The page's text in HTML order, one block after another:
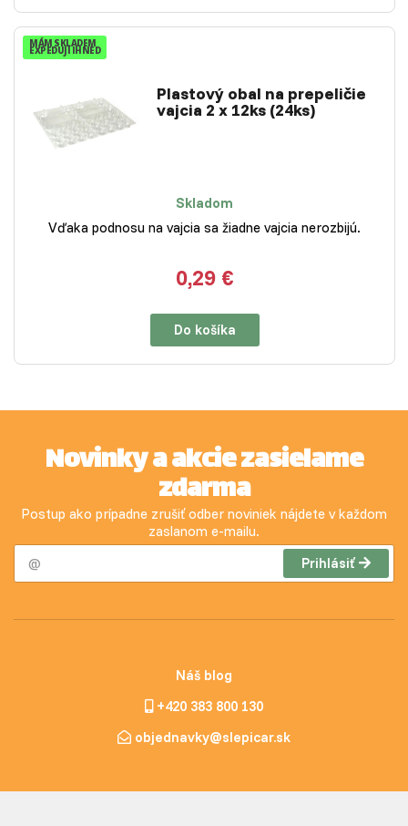
MÁM SKLADEM
EXPEDUJI IHNED
Plastový obal na prepeličie
vajcia 2 x 12ks (24ks)
Skladom
Vďaka podnosu na vajcia sa žiadne vajcia nerozbijú.
0,29 €
Do košíka
Novinky a akcie zasielame
zdarma
Postup ako prípadne zrušiť odber noviniek nájdete v každom
zaslanom e-mailu.
Prihlásiť
Náš blog
+420 383 800 130
objednavky@slepicar.sk